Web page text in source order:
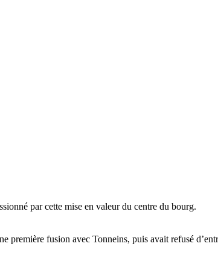
par cette mise en valeur du centre du bourg.
première fusion avec Tonneins, puis avait refusé